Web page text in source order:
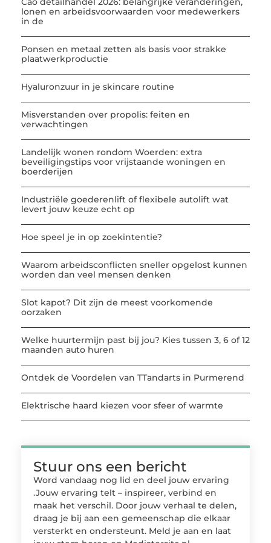
lonen en arbeidsvoorwaarden voor medewerkers
in de
Ponsen en metaal zetten als basis voor strakke
plaatwerkproductie
Hyaluronzuur in je skincare routine
Misverstanden over propolis: feiten en
verwachtingen
Landelijk wonen rondom Woerden: extra
beveiligingstips voor vrijstaande woningen en
boerderijen
Industriële goederenlift of flexibele autolift wat
levert jouw keuze echt op
Hoe speel je in op zoekintentie?
Waarom arbeidsconflicten sneller opgelost kunnen
worden dan veel mensen denken
Slot kapot? Dit zijn de meest voorkomende
oorzaken
Welke huurtermijn past bij jou? Kies tussen 3, 6 of 12
maanden auto huren
Ontdek de Voordelen van TTandarts in Purmerend
Elektrische haard kiezen voor sfeer of warmte
Stuur ons een bericht
Word vandaag nog lid en deel jouw ervaring
.Jouw ervaring telt – inspireer, verbind en
maak het verschil. Door jouw verhaal te delen,
draag je bij aan een gemeenschap die elkaar
versterkt en ondersteunt. Meld je aan en laat